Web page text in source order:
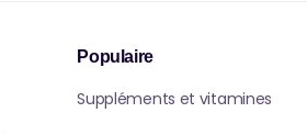
Populaire
Suppléments et vitamines